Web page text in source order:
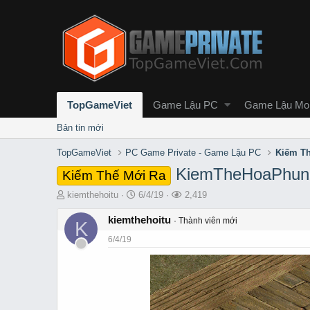
TopGameViet Game Lậu PC Game Lậu
Bản tin mới
TopGameViet PC Game Private - Game Lậu PC Kiếm
Kiếm Thế Mới Ra
T
r
a
kiemthehoitu
S
a
6/4/19
L
ợ
e
m
2,419
K kiemthehoitu
Thành viên mới
6/4/19